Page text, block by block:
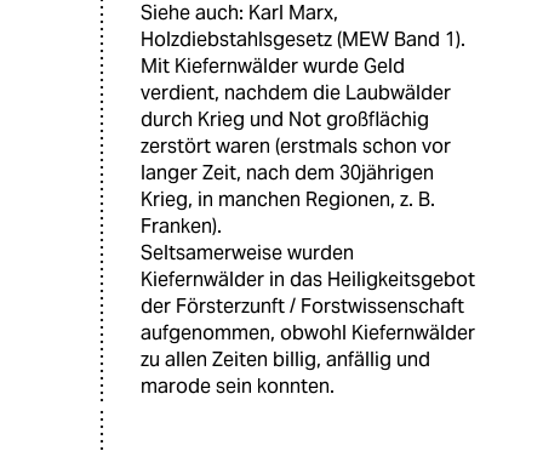
Siehe auch: Karl Marx,
Holzdiebstahlsgesetz (MEW Band 1).
Mit Kiefernwälder wurde Geld
verdient, nachdem die Laubwälder
durch Krieg und Not großflächig
zerstört waren (erstmals schon vor
langer Zeit, nach dem 30jährigen
Krieg, in manchen Regionen, z. B.
Franken).
Seltsamerweise wurden
Kiefernwälder in das Heiligkeitsgebot
der Försterzunft / Forstwissenschaft
aufgenommen, obwohl Kiefernwälder
zu allen Zeiten billig, anfällig und
marode sein konnten.